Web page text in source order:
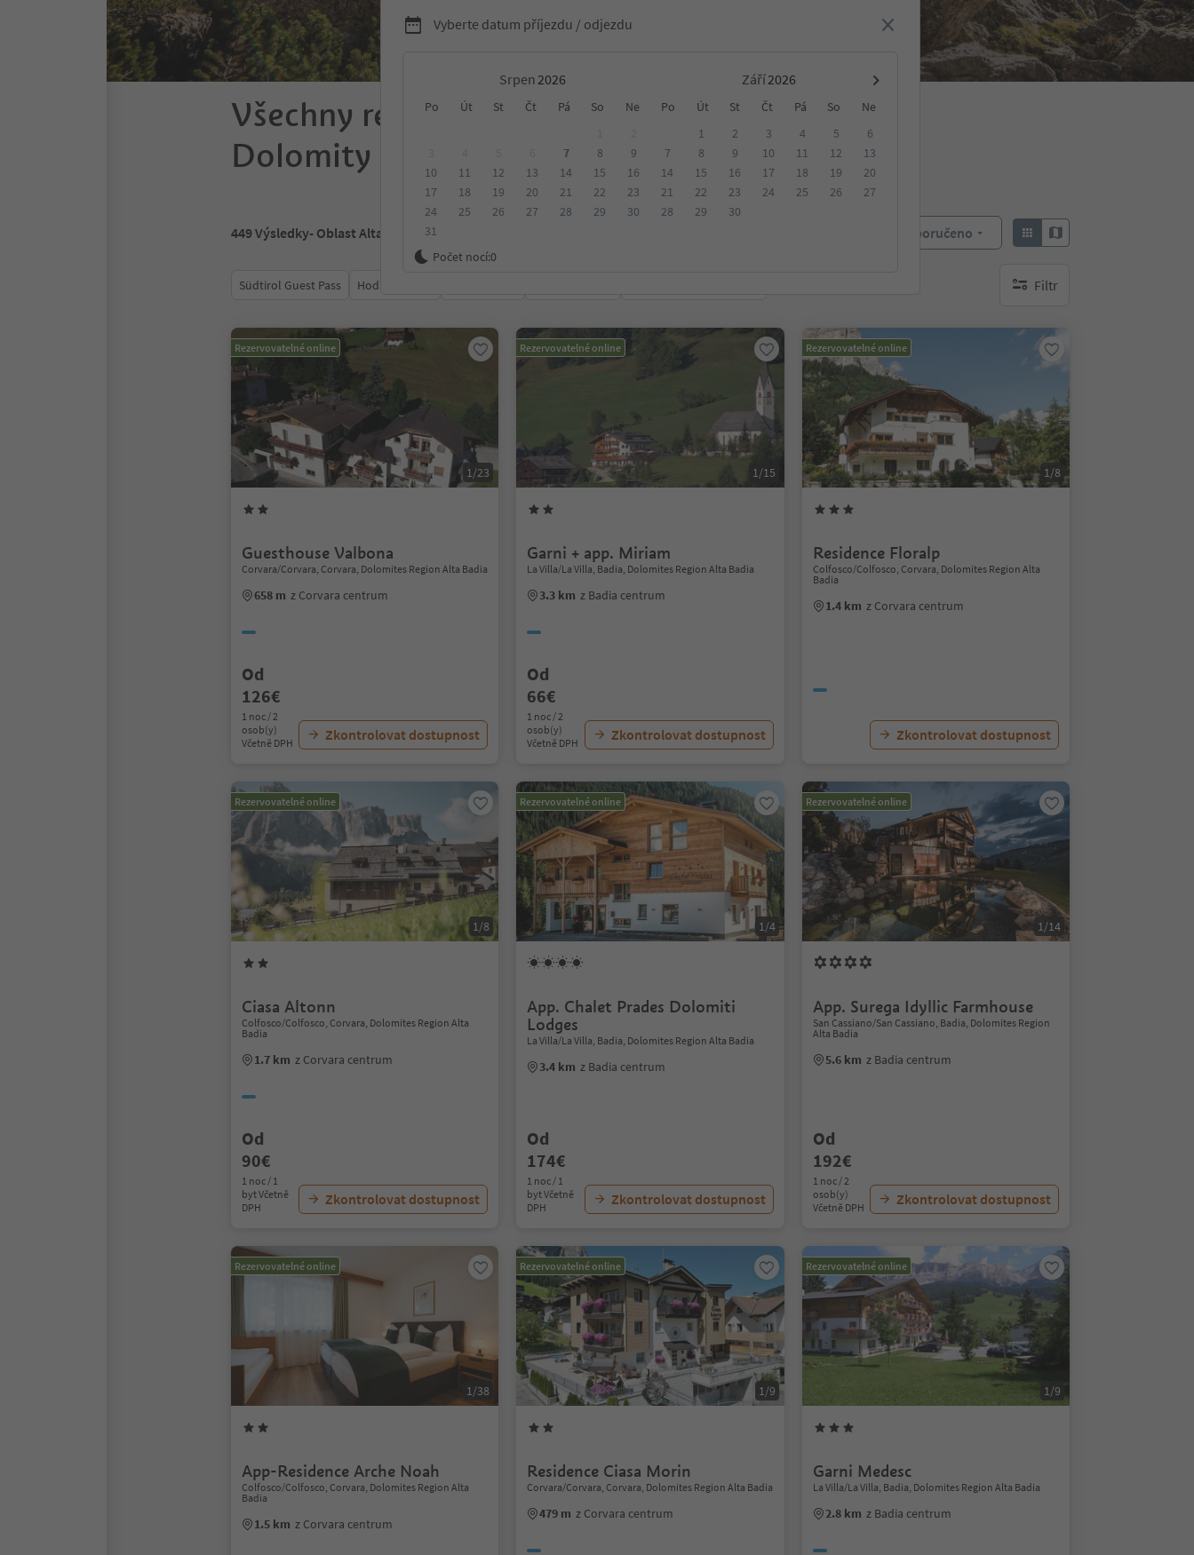
Vyberte datum příjezdu / odjezdu
Srpen Září
Po Út St Čt Pá So Ne Po Út St Čt Pá So
Ne
7 8
9
10
11 12 13 14 15
16
17
18 19 20 21 22
23
24
25 26 27 28 29
30
31
1 2 3 4 5
6
7
8 9 10 11 12
13
14
15 16 17 18 19
20
21
22 23 24 25 26
27
28
29 30
Počet nocí:0
Všechny rekreační domy Alta Badia
Dolomity
449Výsledky- Oblast Alta Badia Dolomity Doporučeno
Südtirol Guest Pass Hodnocení Filtr
brak aktywnych filtrów
Rezervovatelné online
1/23
Guesthouse Valbona
Corvara/Corvara, Corvara, Dolomites Region Alta Badia
658 m z Corvara centrum
Od
126€
1 noc / 2
osob(y)
Včetně DPH
Zkontrolovat dostupnost
Rezervovatelné online
1/15
Garni + app. Miriam
La Villa/La Villa, Badia, Dolomites Region Alta Badia
3.3 km z Badia centrum
Od
66€
1 noc / 2
osob(y)
Včetně DPH
Zkontrolovat dostupnost
Rezervovatelné online
1/8
Residence Floralp
Colfosco/Colfosco, Corvara, Dolomites Region Alta
Badia
1.4 km z Corvara centrum
Zkontrolovat dostupnost
Rezervovatelné online
1/8
Ciasa Altonn
Colfosco/Colfosco, Corvara, Dolomites Region Alta
Badia
1.7 km z Corvara centrum
Od
90€
1 noc / 1
byt Včetně
DPH
Zkontrolovat dostupnost
Rezervovatelné online
1/4
App. Chalet Prades Dolomiti
Lodges
La Villa/La Villa, Badia, Dolomites Region Alta Badia
3.4 km z Badia centrum
Od
174€
1 noc / 1
byt Včetně
DPH
Zkontrolovat dostupnost
Rezervovatelné online
1/14
App. Surega Idyllic Farmhouse
San Cassiano/San Cassiano, Badia, Dolomites Region
Alta Badia
5.6 km z Badia centrum
Od
192€
1 noc / 2
osob(y)
Včetně DPH
Zkontrolovat dostupnost
Rezervovatelné online
1/38
App-Residence Arche Noah
Colfosco/Colfosco, Corvara, Dolomites Region Alta
Badia
1.5 km z Corvara centrum
Rezervovatelné online
1/9
Residence Ciasa Morin
Corvara/Corvara, Corvara, Dolomites Region Alta Badia
479 m z Corvara centrum
Rezervovatelné online
1/9
Garni Medesc
La Villa/La Villa, Badia, Dolomites Region Alta Badia
2.8 km z Badia centrum